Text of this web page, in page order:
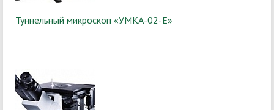
Туннельный микроскоп «УМКА-02-Е»